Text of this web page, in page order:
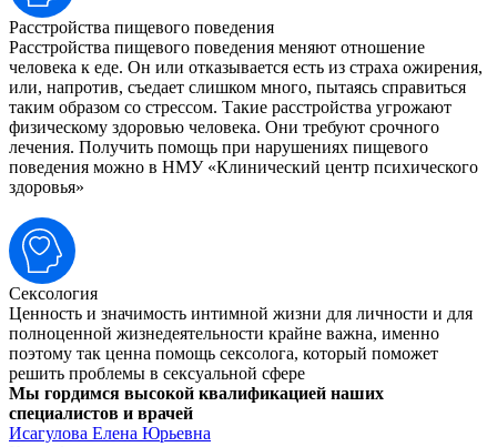
Расстройства пищевого поведения
Расстройства пищевого поведения меняют отношение
человека к еде. Он или отказывается есть из страха ожирения,
или, напротив, съедает слишком много, пытаясь справиться
таким образом со стрессом. Такие расстройства угрожают
физическому здоровью человека. Они требуют срочного
лечения. Получить помощь при нарушениях пищевого
поведения можно в НМУ «Клинический центр психического
здоровья»
Сексология
Ценность и значимость интимной жизни для личности и для
полноценной жизнедеятельности крайне важна, именно
поэтому так ценна помощь сексолога, который поможет
решить проблемы в сексуальной сфере
Мы гордимся высокой квалификацией наших
специалистов и врачей
Исагулова Елена Юрьевна